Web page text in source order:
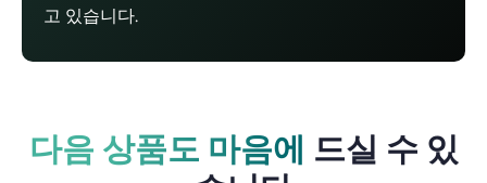
고 있습니다.
다음 상품도 마음에 드실 수 있